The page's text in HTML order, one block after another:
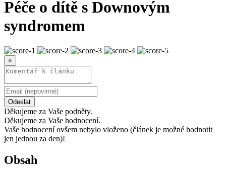
Péče o dítě s Downovým
syndromem
×
Odeslat
Děkujeme za Vaše podněty.
Děkujeme za Vaše hodnocení.
Vaše hodnocení ovšem nebylo vloženo (článek je možné hodnotit
jen jednou za den)!
Obsah